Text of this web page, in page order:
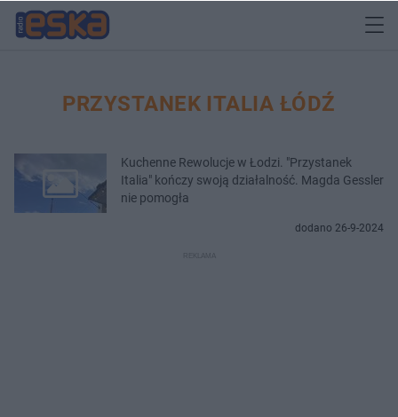
PRZYSTANEK ITALIA ŁÓDŹ
Kuchenne Rewolucje w Łodzi. "Przystanek
Italia" kończy swoją działalność. Magda Gessler
nie pomogła
dodano 26-9-2024